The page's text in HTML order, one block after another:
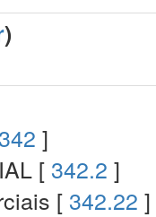
)
342 ]
[ 342.2 ]
[ 342.22 ]